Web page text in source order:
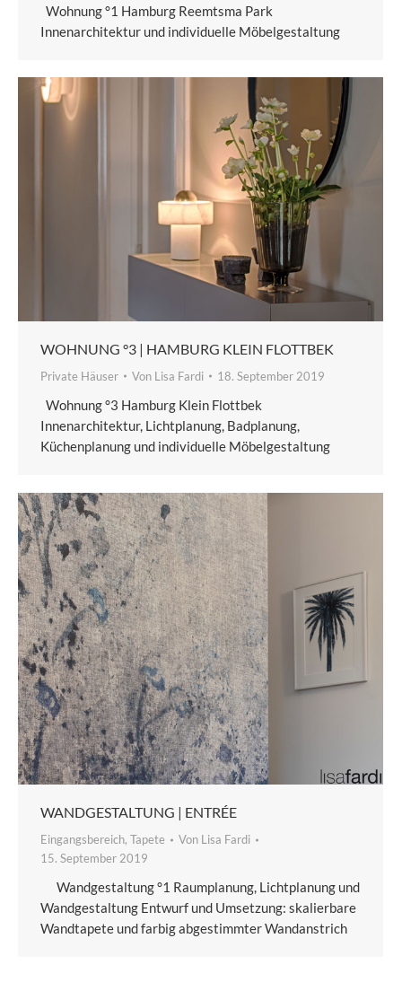
Wohnung °1 Hamburg Reemtsma Park
Innenarchitektur und individuelle Möbelgestaltung
WOHNUNG °3 | HAMBURG KLEIN FLOTTBEK
Private Häuser Von Lisa Fardi 18. September 2019
Wohnung °3 Hamburg Klein Flottbek
Innenarchitektur, Lichtplanung, Badplanung,
Küchenplanung und individuelle Möbelgestaltung
WANDGESTALTUNG | ENTRÉE
Eingangsbereich, Tapete Von Lisa Fardi
15. September 2019
Wandgestaltung °1 Raumplanung, Lichtplanung und
Wandgestaltung Entwurf und Umsetzung: skalierbare
Wandtapete und farbig abgestimmter Wandanstrich